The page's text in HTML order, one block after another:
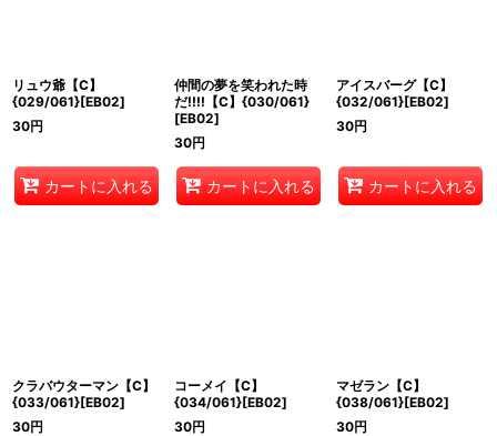
リュウ爺【C】
{029/061}[EB02]
30円
カートに入れる
仲間の夢を笑われた時
だ!!!!【C】{030/061}
[EB02]
30円
カートに入れる
アイスバーグ【C】
{032/061}[EB02]
30円
カートに入れる
クラバウターマン【C】
{033/061}[EB02]
30円
コーメイ【C】
{034/061}[EB02]
30円
マゼラン【C】
{038/061}[EB02]
30円